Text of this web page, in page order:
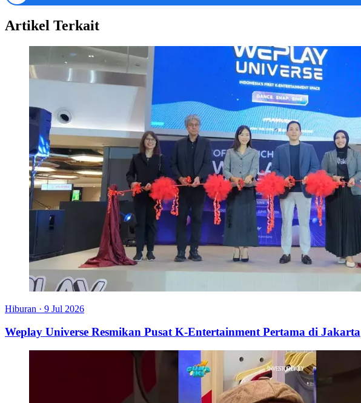
Artikel Terkait
Hiburan · 9 Jul 2026
Weplay Universe Resmikan Pusat K-Entertainment Pertama di Jakarta